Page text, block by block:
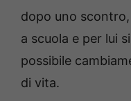
dopo uno
a scuola e per lui
possibile
di vita.